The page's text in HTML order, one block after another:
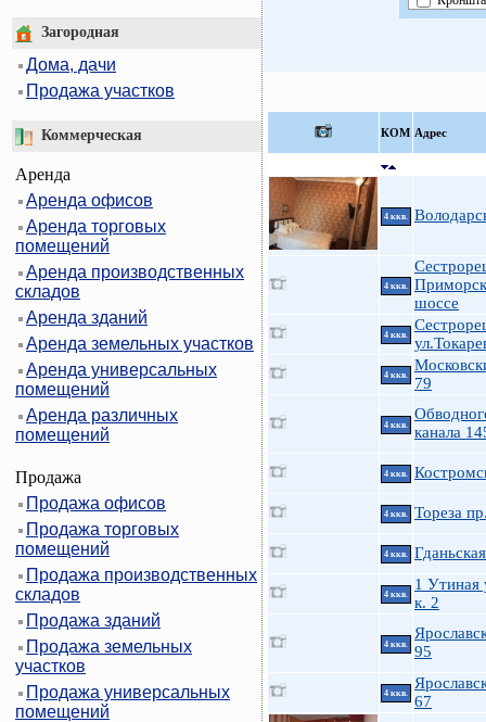
Загородная
Дома, дачи
Продажа участков
Коммерческая
Аренда
Аренда офисов
Аренда торговых
помещений
Аренда производственных
складов
Аренда зданий
Аренда земельных участков
Аренда универсальных
помещений
Аренда различных
помещений
Продажа
Продажа офисов
Продажа торговых
помещений
Продажа производственных
складов
Продажа зданий
Продажа земельных
участков
Продажа универсальных
помещений
КOМ Адрес
4 ккв.
4 ккв.
шоссе
4 ккв.
4 ккв.
79
4 ккв.
канала
4 ккв.
4 ккв. Тореза
4 ккв.
4 ккв.
1 Утиная
к. 2
4 ккв.
95
4 ккв.
67